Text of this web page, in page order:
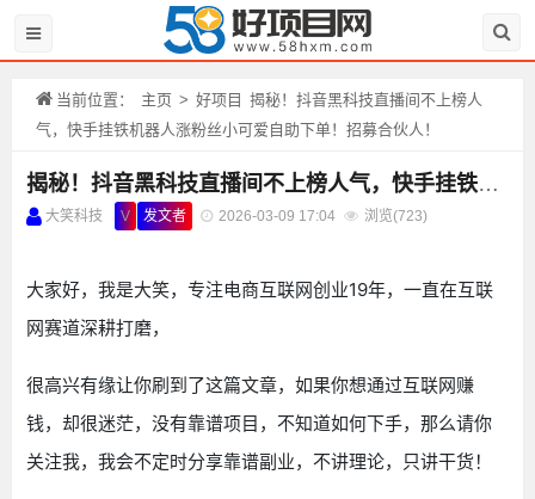
当前位置： 主页 > 好项目 揭秘！抖音黑科技直播间不上榜人
气，快手挂铁机器人涨粉丝小可爱自助下单！招募合伙人！
揭秘！抖音黑科技直播间不上榜人气，快手挂铁机器人涨粉丝小可爱自助下单！招募合伙人！
大笑科技 V 发文者 2026-03-09 17:04 浏览(723)
大家好，我是大笑，专注电商互联网创业19年，一直在互联
网赛道深耕打磨，
很高兴有缘让你刷到了这篇文章，如果你想通过互联网赚
钱，却很迷茫，没有靠谱项目，不知道如何下手，那么请你
关注我，我会不定时分享靠谱副业，不讲理论，只讲干货！